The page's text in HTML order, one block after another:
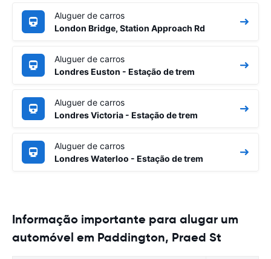
Aluguer de carros
London Bridge, Station Approach Rd
Aluguer de carros
Londres Euston - Estação de trem
Aluguer de carros
Londres Victoria - Estação de trem
Aluguer de carros
Londres Waterloo - Estação de trem
Informação importante para alugar um
automóvel em Paddington, Praed St